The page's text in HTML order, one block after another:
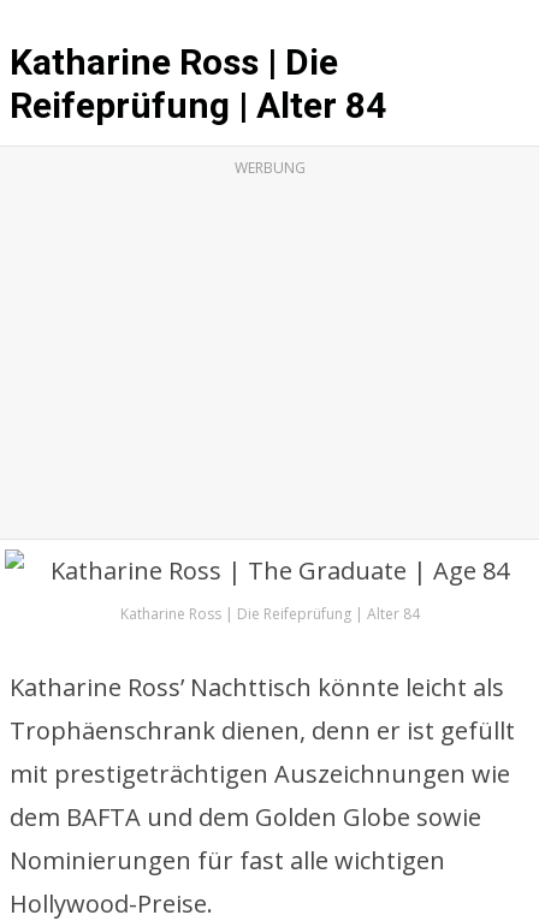
Katharine Ross | Die
Reifeprüfung | Alter 84
WERBUNG
Katharine Ross | Die Reifeprüfung | Alter 84
Katharine Ross’ Nachttisch könnte leicht als
Trophäenschrank dienen, denn er ist gefüllt
mit prestigeträchtigen Auszeichnungen wie
dem BAFTA und dem Golden Globe sowie
Nominierungen für fast alle wichtigen
Hollywood-Preise.